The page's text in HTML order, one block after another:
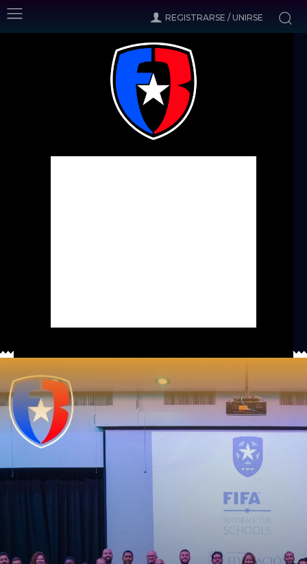
REGISTRARSE / UNIRSE